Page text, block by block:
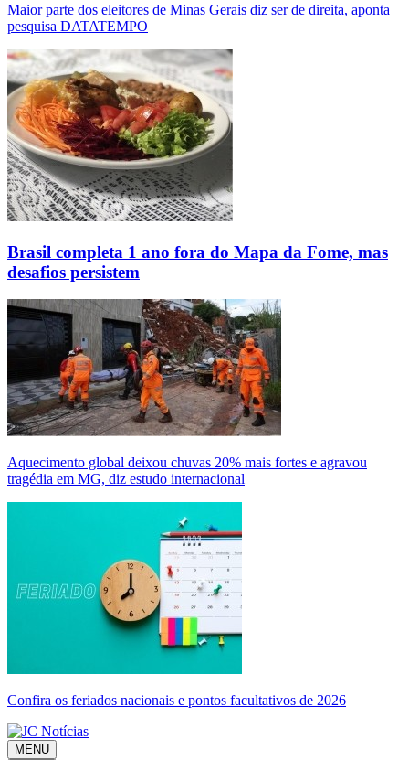
Maior parte dos eleitores de Minas Gerais diz ser de direita, aponta
pesquisa DATATEMPO
Brasil completa 1 ano fora do Mapa da Fome, mas
desafios persistem
Aquecimento global deixou chuvas 20% mais fortes e agravou
tragédia em MG, diz estudo internacional
Confira os feriados nacionais e pontos facultativos de 2026
MENU